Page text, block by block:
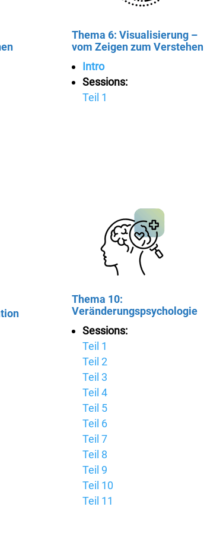
Thema 6: Visualisierung –
vom Zeigen zum Verstehen
Intro
Sessions:
Teil 1
Thema 10:
Veränderungspsychologie
Sessions:
Teil 1
Teil 2
Teil 3
Teil 4
Teil 5
Teil 6
Teil 7
Teil 8
Teil 9
Teil 10
Teil 11